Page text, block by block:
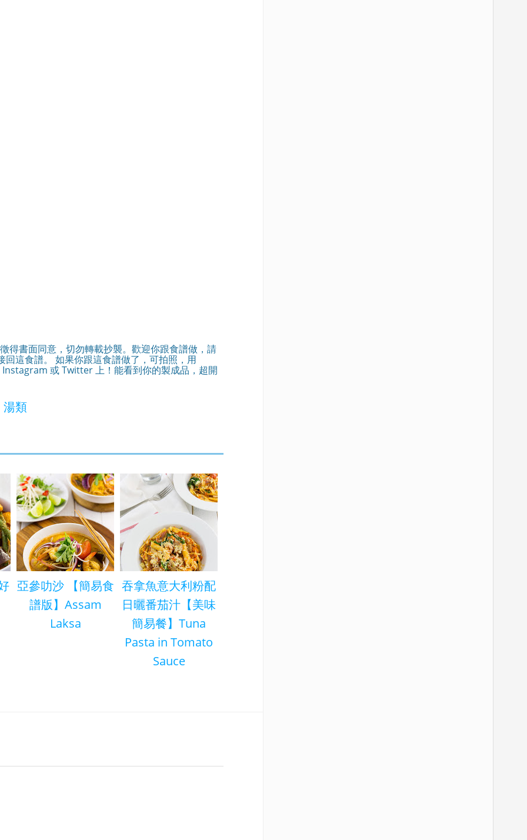
得書面同意，切勿轉載抄襲。歡迎你跟食譜做，請
這食譜。 如果你跟這食譜做了，可拍照，用
或 Twitter 上！能看到你的製成品，超開
湯類
亞參叻沙 【簡易食
譜版】Assam
Laksa
吞拿魚意大利粉配
日曬番茄汁【美味
簡易餐】Tuna
Pasta in Tomato
Sauce